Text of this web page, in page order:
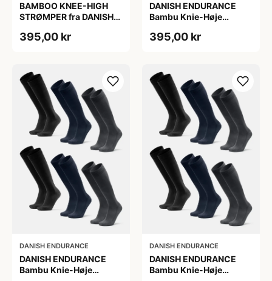
BAMBOO KNEE-HIGH
STRØMPER fra DANISH
6-Pak, Knæhøj, Bambus,
OEKO-TEX® STANDARD
100 cert.
395,00 kr
DANISH ENDURANCE
Bambu Knie-Høje
Navy Blå, 6-Pak
395,00 kr
DANISH ENDURANCE
DANISH ENDURANCE
Bambu Knie-Høje
DANISH ENDURANCE
DANISH ENDURANCE
Bambu Knie-Høje